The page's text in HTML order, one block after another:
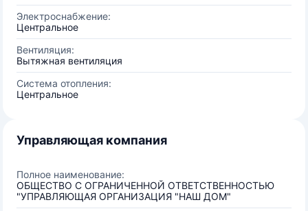
Электроснабжение:
Центральное
Вентиляция:
Вытяжная вентиляция
Система отопления:
Центральное
Управляющая компания
Полное наименование:
ОБЩЕСТВО С ОГРАНИЧЕННОЙ ОТВЕТСТВЕННОСТЬЮ
"УПРАВЛЯЮЩАЯ ОРГАНИЗАЦИЯ "НАШ ДОМ"